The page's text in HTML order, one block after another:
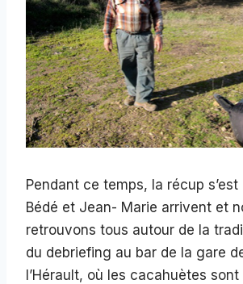
Pendant ce temps, la récup
Bédé et Jean- Marie arrivent et
retrouvons tous autour de la
du debriefing au bar de la gare
l’Hérault, où les cacahuètes